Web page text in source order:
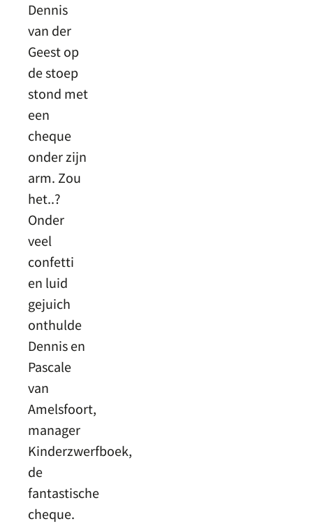
Dennis
van der
Geest op
de stoep
stond met
een
cheque
onder zijn
arm. Zou
het..?
Onder
veel
confetti
en luid
gejuich
onthulde
Dennis en
Pascale
van
Amelsfoort,
manager
Kinderzwerfboek,
de
fantastische
cheque.